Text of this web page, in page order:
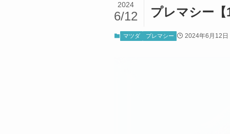
プレマシー
2024
6/12
マツダ プレマシー 2024年6月12日